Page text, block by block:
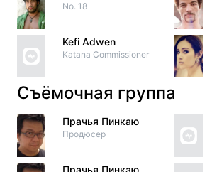
No. 18
Kefi Adwen
Katana Commissioner
Съёмочная группа
Прачья Пинкаю
Продюсер
Прачья Пинкаю